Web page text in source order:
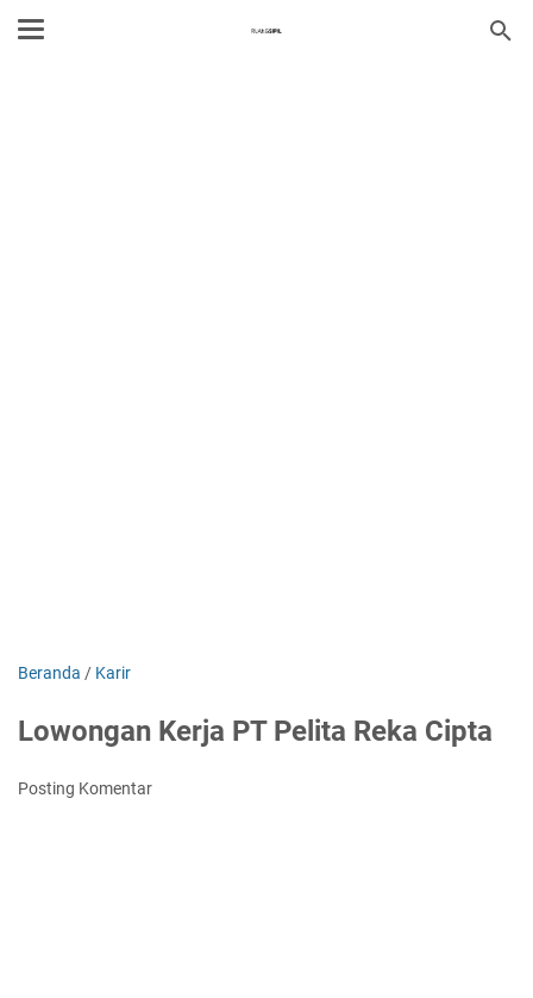
Beranda / Karir
Lowongan Kerja PT Pelita Reka Cipta
Posting Komentar